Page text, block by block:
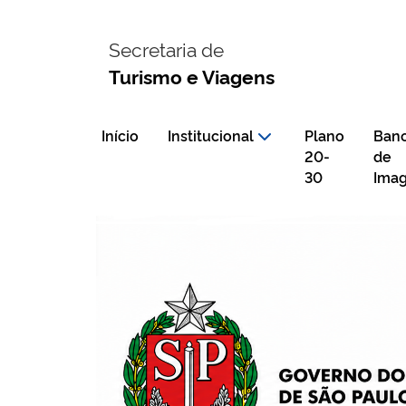
Secretaria de
Turismo e Viagens
Início Institucional
Plano
20-
30
de